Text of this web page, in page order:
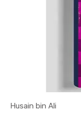
Husain bin Ali